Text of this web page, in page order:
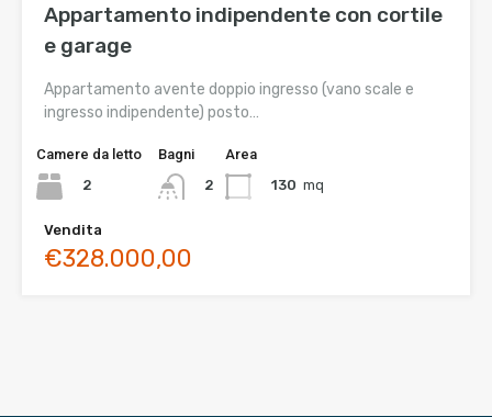
Appartamento indipendente con cortile
e garage
Appartamento avente doppio ingresso (vano scale e
ingresso indipendente) posto…
Camere da letto
2
Bagni
2
Area
130 mq
Vendita
€328.000,00